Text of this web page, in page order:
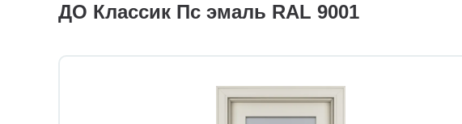
ДО Классик Пс эмаль RAL 9001